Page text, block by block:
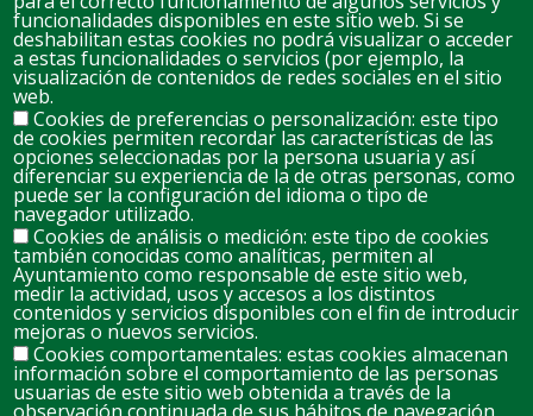
2 3 4 5 6 7 8
16 17 18 19 20 21 22
23 24 25 26 27 28 29
30 31 1 2 3 4 5
funcionalidades disponibles en este sitio web. Si se
deshabilitan estas cookies no podrá visualizar o acceder
a estas funcionalidades o servicios (por ejemplo, la
visualización de contenidos de redes sociales en el sitio
web.
Cookies de preferencias o personalización: este tipo
de cookies permiten recordar las características de las
opciones seleccionadas por la persona usuaria y así
diferenciar su experiencia de la de otras personas, como
puede ser la configuración del idioma o tipo de
navegador utilizado.
Cookies de análisis o medición: este tipo de cookies
también conocidas como analíticas, permiten al
Ayuntamiento como responsable de este sitio web,
medir la actividad, usos y accesos a los distintos
contenidos y servicios disponibles con el fin de introducir
mejoras o nuevos servicios.
Cookies comportamentales: estas cookies almacenan
información sobre el comportamiento de las personas
usuarias de este sitio web obtenida a través de la